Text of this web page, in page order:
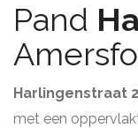
Pand
Harlingenstraat 2
met een